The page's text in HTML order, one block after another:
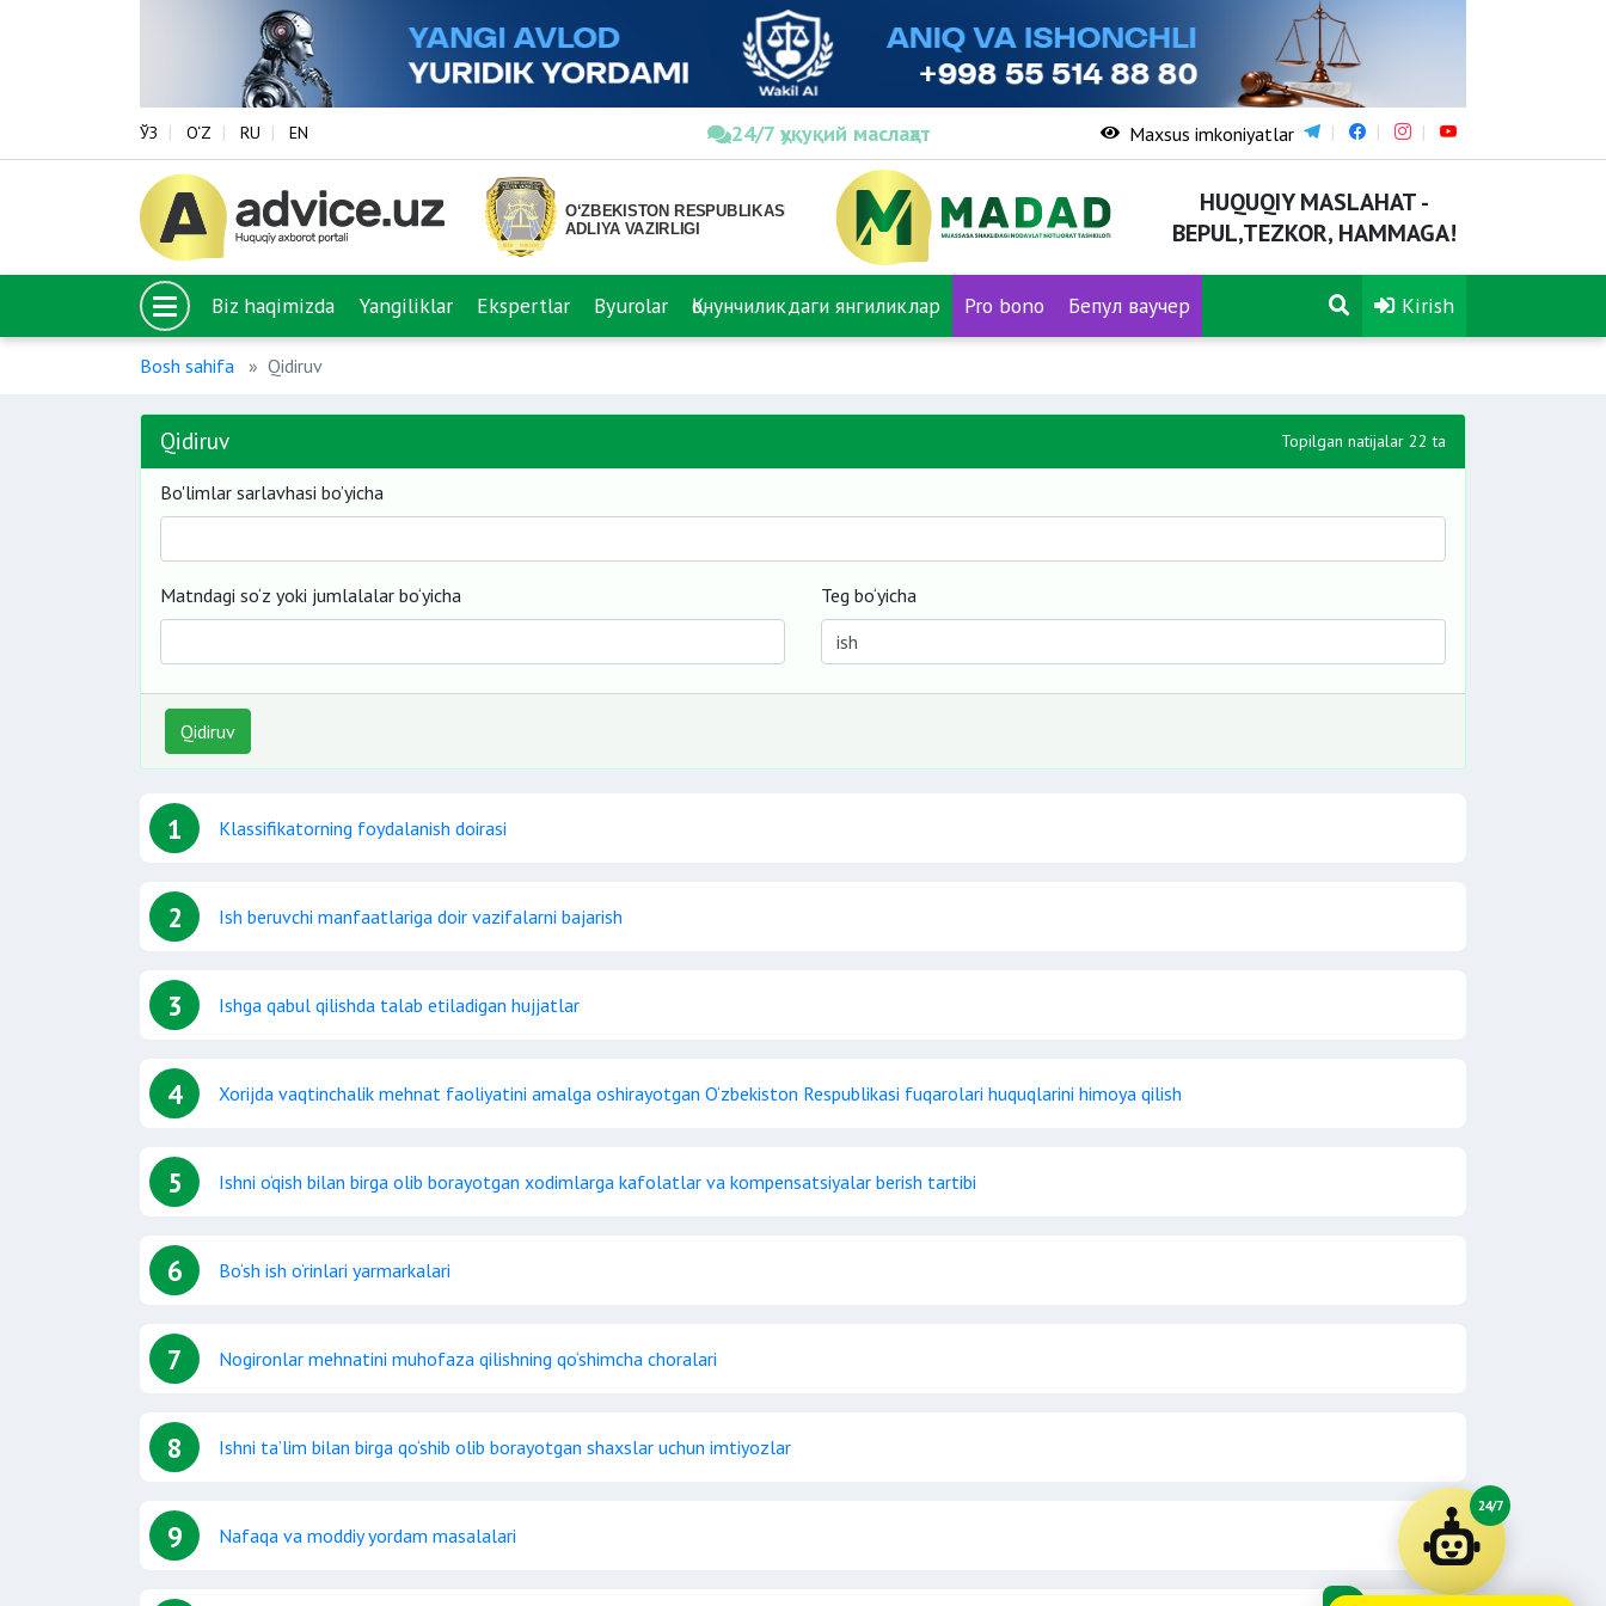
ЎЗ O‘Z RU EN 24/7 ҳуқуқий маслаҳат Maxsus imkoniyatlar
HUQUQIY MASLAHAT -
BEPUL,TEZKOR, HAMMAGA!
Biz haqimizda Yangiliklar Ekspertlar Byurolar Қонунчиликдаги янгиликлар Pro bono Бепул ваучер Kirish
Bosh sahifa Qidiruv
Qidiruv Topilgan natijalar 22 ta
Bo'limlar sarlavhasi bo’yicha
Matndagi so‘z yoki jumlalalar bo‘yicha Teg bo‘yicha
Qidiruv
1 Klassifikatorning foydalanish doirasi
2 Ish beruvchi manfaatlariga doir vazifalarni bajarish
3 Ishga qabul qilishda talab etiladigan hujjatlar
4 Xorijda vaqtinchalik mehnat faoliyatini amalga oshirayotgan O‘zbekiston Respublikasi fuqarolari huquqlarini himoya qilish
5 Ishni o‘qish bilan birga olib borayotgan xodimlarga kafolatlar va kompensatsiyalar berish tartibi
6 Bo‘sh ish o‘rinlari yarmarkalari
7 Nogironlar mehnatini muhofaza qilishning qo‘shimcha choralari
8 Ishni ta’lim bilan birga qo‘shib olib borayotgan shaxslar uchun imtiyozlar
9 Nafaqa va moddiy yordam masalalari
24/7